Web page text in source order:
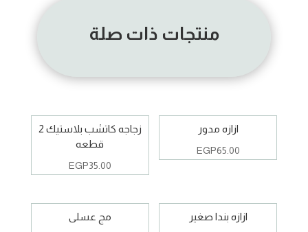
منتجات ذات صلة
ازازه مدور
EGP65.00
زجاجه كاتشب بلاستيك 2
قطعه
EGP35.00
ازازه بندا صغير مج عسلى